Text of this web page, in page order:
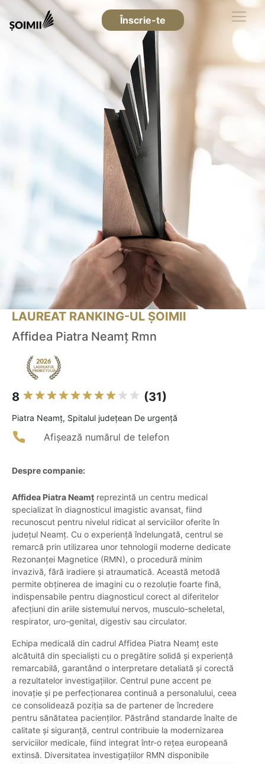
Înscrie-te
LAUREAT RANKING-UL ȘOIMII
Affidea Piatra Neamț Rmn
8 (31)
Piatra Neamţ, Spitalul județean De urgență
Afișează numărul de telefon
Despre companie:
Affidea Piatra Neamț reprezintă un centru medical
specializat în diagnosticul imagistic avansat, fiind
recunoscut pentru nivelul ridicat al serviciilor oferite în
județul Neamț. Cu o experiență îndelungată, centrul se
remarcă prin utilizarea unor tehnologii moderne dedicate
Rezonanței Magnetice (RMN), o procedură minim
invazivă, fără iradiere și atraumatică. Această metodă
permite obținerea de imagini cu o rezoluție foarte fină,
indispensabile pentru diagnosticul corect al diferitelor
afecțiuni din ariile sistemului nervos, musculo-scheletal,
respirator, uro-genital, digestiv sau circulator.
Echipa medicală din cadrul Affidea Piatra Neamț este
alcătuită din specialiști cu o pregătire solidă și experiență
remarcabilă, garantând o interpretare detaliată și corectă
a rezultatelor investigațiilor. Centrul pune accent pe
inovație și pe perfecționarea continuă a personalului, ceea
ce consolidează poziția sa de partener de încredere
pentru sănătatea pacienților. Păstrând standarde înalte de
calitate și siguranță, centrul contribuie la modernizarea
serviciilor medicale, fiind integrat într-o rețea europeană
extinsă. Diversitatea investigațiilor RMN disponibile